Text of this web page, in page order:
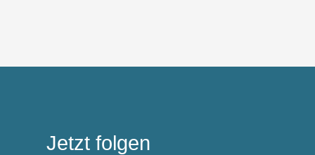
Jetzt folgen